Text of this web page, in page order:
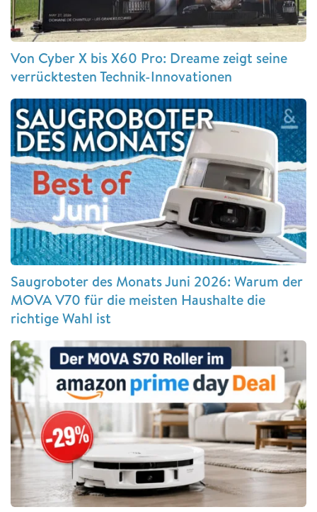
Von Cyber X bis X60 Pro: Dreame zeigt seine
verrücktesten Technik-Innovationen
Saugroboter des Monats Juni 2026: Warum der
MOVA V70 für die meisten Haushalte die
richtige Wahl ist